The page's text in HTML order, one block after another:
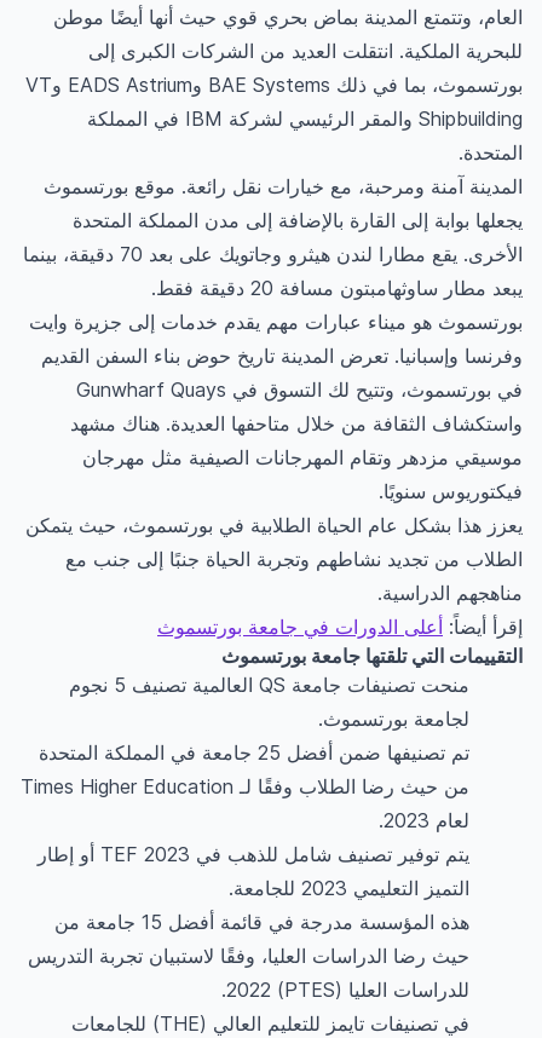
هذه الجامعة؟
3. ما هي نسبة الطلاب الإناث إلى الطلاب في
جامعة بورتسموث؟
العام، وتتمتع المدينة بماض بحري قوي حيث أنها أيضًا موطن
للبحرية الملكية. انتقلت العديد من الشركات الكبرى إلى
بورتسموث، بما في ذلك BAE Systems وEADS Astrium وVT
Shipbuilding والمقر الرئيسي لشركة IBM في المملكة
المتحدة.
المدينة آمنة ومرحبة، مع خيارات نقل رائعة. موقع بورتسموث
يجعلها بوابة إلى القارة بالإضافة إلى مدن المملكة المتحدة
الأخرى. يقع مطارا لندن هيثرو وجاتويك على بعد 70 دقيقة، بينما
يبعد مطار ساوثهامبتون مسافة 20 دقيقة فقط.
بورتسموث هو ميناء عبارات مهم يقدم خدمات إلى جزيرة وايت
وفرنسا وإسبانيا. تعرض المدينة تاريخ حوض بناء السفن القديم
في بورتسموث، وتتيح لك التسوق في Gunwharf Quays
واستكشاف الثقافة من خلال متاحفها العديدة. هناك مشهد
موسيقي مزدهر وتقام المهرجانات الصيفية مثل مهرجان
فيكتوريوس سنويًا.
يعزز هذا بشكل عام الحياة الطلابية في بورتسموث، حيث يتمكن
الطلاب من تجديد نشاطهم وتجربة الحياة جنبًا إلى جنب مع
مناهجهم الدراسية.
إقرأ أيضاً: أعلى الدورات في جامعة بورتسموث
التقييمات التي تلقتها جامعة بورتسموث
منحت تصنيفات جامعة QS العالمية تصنيف 5 نجوم
لجامعة بورتسموث.
تم تصنيفها ضمن أفضل 25 جامعة في المملكة المتحدة
من حيث رضا الطلاب وفقًا لـ Times Higher Education
لعام 2023.
يتم توفير تصنيف شامل للذهب في TEF 2023 أو إطار
التميز التعليمي 2023 للجامعة.
هذه المؤسسة مدرجة في قائمة أفضل 15 جامعة من
حيث رضا الدراسات العليا، وفقًا لاستبيان تجربة التدريس
للدراسات العليا (PTES) 2022.
في تصنيفات تايمز للتعليم العالي (THE) للجامعات